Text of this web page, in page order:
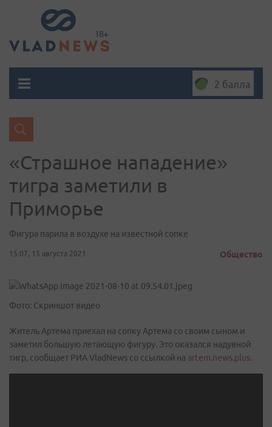
2 балла
«Страшное нападение»
тигра заметили в
Приморье
Фигура парила в воздухе на известной сопке
15:07, 15 августа 2021 Общество
Фото: Скриншот видео
Житель Артема приехал на сопку Артема со своим сыном и
заметил большую летающую фигуру. Это оказался надувной
тигр, сообщает РИА VladNews со ссылкой на artem.news.plus.